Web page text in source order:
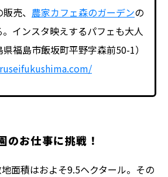
売、 農家カフェ森のガーデンの
インスタ映えするパフェも大人
福島市飯坂町平野字森前50-1）
のお仕事に挑戦！
面積はおよそ9.5ヘクタール。その